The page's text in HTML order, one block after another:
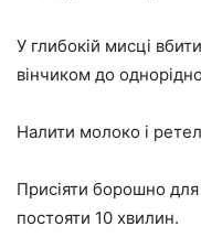
У глибокій мисці
вінчиком до
Налити молоко і
Присіяти борошно для
постояти 10 хвилин.